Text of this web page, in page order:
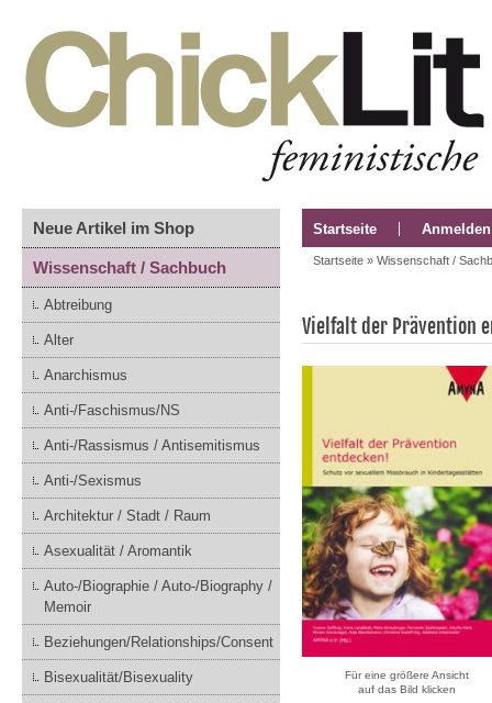
Neue Artikel im Shop
Wissenschaft / Sachbuch
Abtreibung
Alter
Anarchismus
Anti-/Faschismus/NS
Anti-/Rassismus / Antisemitismus
Anti-/Sexismus
Architektur / Stadt / Raum
Asexualität / Aromantik
Auto-/Biographie / Auto-/Biography /
Memoir
Beziehungen/Relationships/Consent
Bisexualität/Bisexuality
Startseite Anmelden
Startseite » Wissenschaft /
Vielfalt der Prävention
Für eine größere Ansicht
auf das Bild klicken